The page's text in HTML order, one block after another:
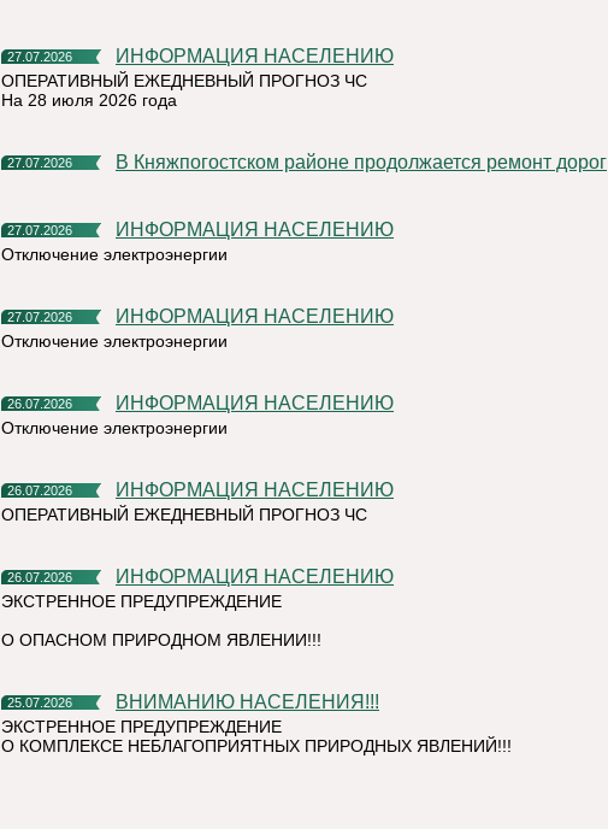
27.07.2026 ИНФОРМАЦИЯ НАСЕЛЕНИЮ
ОПЕРАТИВНЫЙ ЕЖЕДНЕВНЫЙ ПРОГНОЗ ЧС
На 28 июля 2026 года
27.07.2026 В Княжпогостском районе продолжается ремонт дорог
27.07.2026 ИНФОРМАЦИЯ НАСЕЛЕНИЮ
Отключение электроэнергии
27.07.2026 ИНФОРМАЦИЯ НАСЕЛЕНИЮ
Отключение электроэнергии
26.07.2026 ИНФОРМАЦИЯ НАСЕЛЕНИЮ
Отключение электроэнергии
26.07.2026 ИНФОРМАЦИЯ НАСЕЛЕНИЮ
ОПЕРАТИВНЫЙ ЕЖЕДНЕВНЫЙ ПРОГНОЗ ЧС
26.07.2026 ИНФОРМАЦИЯ НАСЕЛЕНИЮ
ЭКСТРЕННОЕ ПРЕДУПРЕЖДЕНИЕ
О ОПАСНОМ ПРИРОДНОМ ЯВЛЕНИИ!!!
25.07.2026 ВНИМАНИЮ НАСЕЛЕНИЯ!!!
ЭКСТРЕННОЕ ПРЕДУПРЕЖДЕНИЕ
О КОМПЛЕКСЕ НЕБЛАГОПРИЯТНЫХ ПРИРОДНЫХ ЯВЛЕНИЙ!!!